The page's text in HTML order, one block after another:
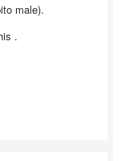
male).
.